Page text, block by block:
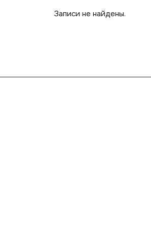
Записи не найдены.